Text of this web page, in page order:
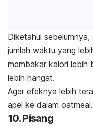
Diketahui
jumlah waktu yang
membakar kalori lebih
lebih hangat.
Agar efeknya lebih
apel ke dalam oatmeal.
10. Pisang